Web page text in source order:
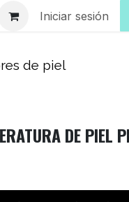
Iniciar sesión
de piel
DE PIEL